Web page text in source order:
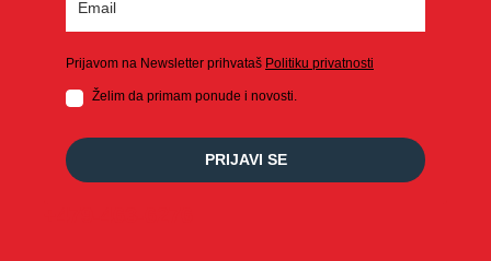
Prijavom na Newsletter prihvataš Politiku privatnosti
Želim da primam ponude i novosti.
PRIJAVI SE